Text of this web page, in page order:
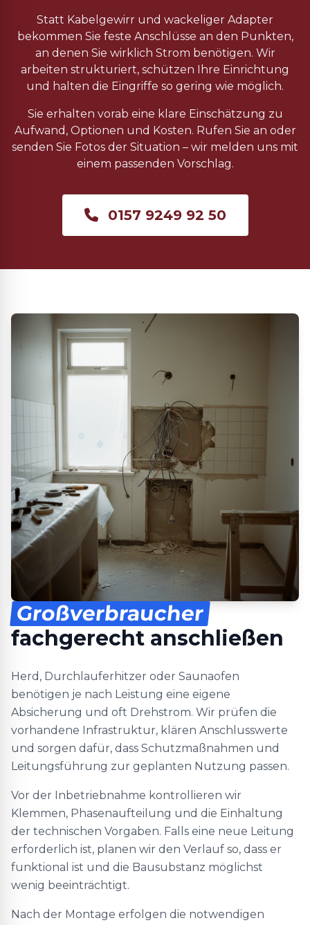
Statt Kabelgewirr und wackeliger Adapter
bekommen Sie feste Anschlüsse an den Punkten,
an denen Sie wirklich Strom benötigen. Wir
arbeiten strukturiert, schützen Ihre Einrichtung
und halten die Eingriffe so gering wie möglich.
Sie erhalten vorab eine klare Einschätzung zu
Aufwand, Optionen und Kosten. Rufen Sie an oder
senden Sie Fotos der Situation – wir melden uns mit
einem passenden Vorschlag.
0157 9249 92 50
Großverbraucher
fachgerecht anschließen
Herd, Durchlauferhitzer oder Saunaofen
benötigen je nach Leistung eine eigene
Absicherung und oft Drehstrom. Wir prüfen die
vorhandene Infrastruktur, klären Anschlusswerte
und sorgen dafür, dass Schutzmaßnahmen und
Leitungsführung zur geplanten Nutzung passen.
Vor der Inbetriebnahme kontrollieren wir
Klemmen, Phasenaufteilung und die Einhaltung
der technischen Vorgaben. Falls eine neue Leitung
erforderlich ist, planen wir den Verlauf so, dass er
funktional ist und die Bausubstanz möglichst
wenig beeinträchtigt.
Nach der Montage erfolgen die notwendigen